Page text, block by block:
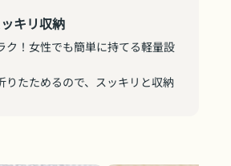
キリ収納
ク！女性でも簡単に持てる軽量設
りたためるので、スッキリと収納